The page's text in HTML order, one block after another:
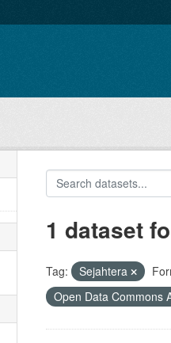
1 dataset
Tag: Sejahtera
Open Data Commons